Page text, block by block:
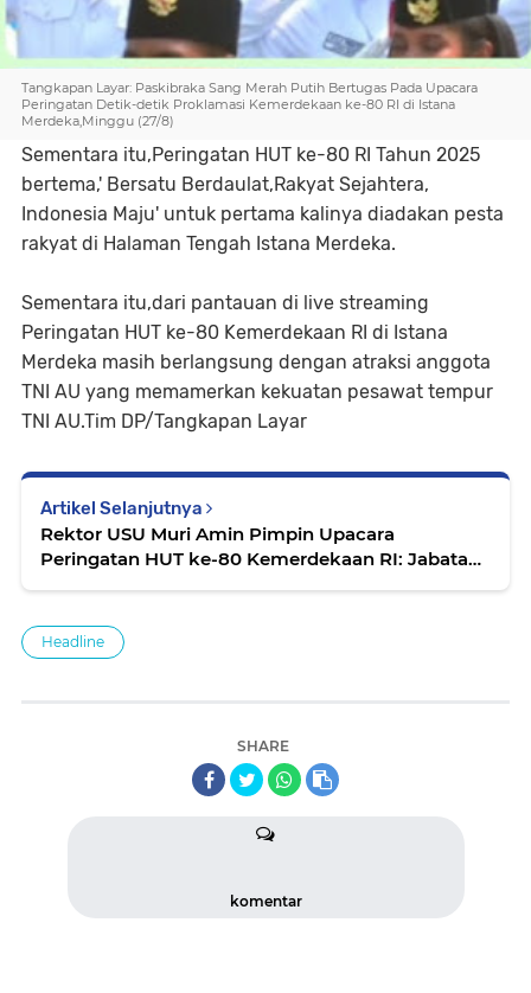
Tangkapan Layar: Paskibraka Sang Merah Putih Bertugas Pada Upacara
Peringatan Detik-detik Proklamasi Kemerdekaan ke-80 RI di Istana
Merdeka,Minggu (27/8)
Sementara itu,Peringatan HUT ke-80 RI Tahun 2025
bertema,' Bersatu Berdaulat,Rakyat Sejahtera,
Indonesia Maju' untuk pertama kalinya diadakan pesta
rakyat di Halaman Tengah Istana Merdeka.
Sementara itu,dari pantauan di live streaming
Peringatan HUT ke-80 Kemerdekaan RI di Istana
Merdeka masih berlangsung dengan atraksi anggota
TNI AU yang memamerkan kekuatan pesawat tempur
TNI AU.Tim DP/Tangkapan Layar
Artikel Selanjutnya
Rektor USU Muri Amin Pimpin Upacara
Peringatan HUT ke-80 Kemerdekaan RI: Jabatan
Headline
SHARE
komentar